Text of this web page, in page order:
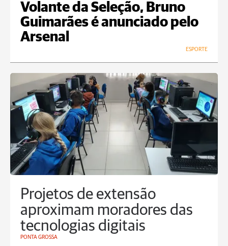
Volante da Seleção, Bruno
Guimarães é anunciado pelo
Arsenal
ESPORTE
Projetos de extensão
aproximam moradores das
tecnologias digitais
PONTA GROSSA